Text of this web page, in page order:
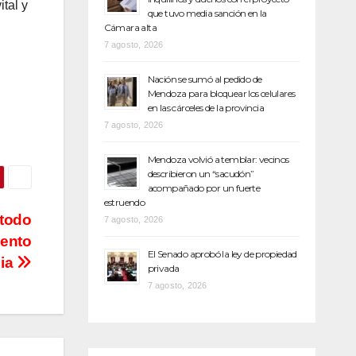
y
que tuvo media sanción en la
Cámara alta
7 agosto, 2026
Nación se sumó al pedido de
Mendoza para bloquear los celulares
en las cárceles de la provincia
7 agosto, 2026
Mendoza volvió a temblar: vecinos
describieron un “sacudón”
acompañado por un fuerte
estruendo
7 agosto, 2026
El Senado aprobó la ley de propiedad
privada
7 agosto, 2026